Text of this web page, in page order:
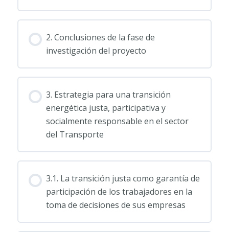
2. Conclusiones de la fase de
investigación del proyecto
3. Estrategia para una transición
energética justa, participativa y
socialmente responsable en el sector
del Transporte
3.1. La transición justa como garantía de
participación de los trabajadores en la
toma de decisiones de sus empresas